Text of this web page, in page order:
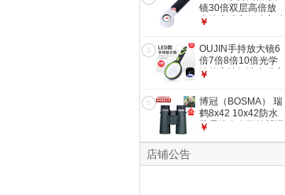
镜30倍双层高倍放
大镜古玩字画珠宝精
面30mm（16倍30
倍）
￥
5
OUJIN手持放大镜6
倍7倍8倍10倍光学
镜片高清阅读古玩字
75mm 4倍 带灯
￥
6
博冠（BOSMA） 瑞
鹤8x42 10x42防水
防雾镁合金双筒望远
￥
店铺公告